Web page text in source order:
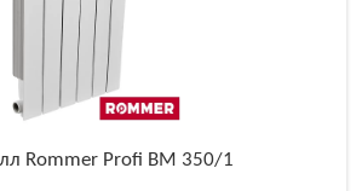
Rommer Profi BM 350/1